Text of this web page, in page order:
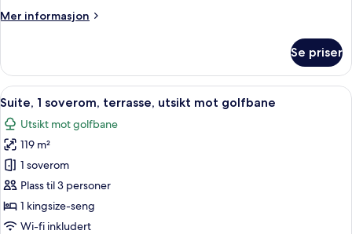
mot
Mer informasjon
Mer
–
junior,
utsikt
golfbane
Se priser
Åpne
alle
bildene
av
Suite,
1
soverom,
terrasse,
Suite, 1 soverom, terrasse, utsikt
5
Suite, 1 soverom, terrasse, utsikt mot golfbane
Utsikt mot golfbane
119 m²
1 soverom
Plass til 3 personer
1 kingsize-seng
Wi-fi inkludert